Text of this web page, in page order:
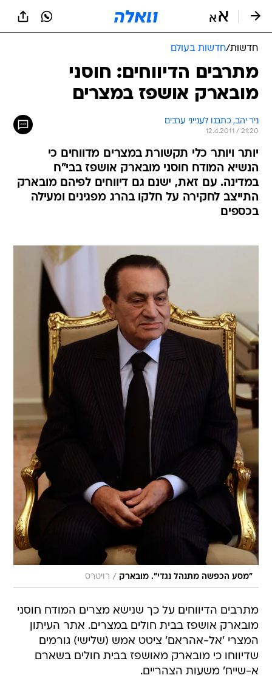
חדשות/חדשות בעולם
מתרבים הדיווחים: חוסני
מובארק אושפז במצרים
ניר יהב, כתבנו לענייני ערבים
12.4.2011 / 21:20
יותר ויותר כלי תקשורת במצרים מדווחים כי
הנשיא המודח חוסני מובארק אושפז בבי"ח
במדינה. עם זאת, ישנם גם דיווחים לפיהם מובארק
התייצב לחקירה על חלקו בהרג מפגינים ומעילה
בכספים
"מסע הכפשה מתנהל נגדי". מובארק / רויטרס
מתרבים הדיווחים על כך שנישא מצרים המודח חוסני
מובארק אושפז בבית חולים במצרים. אתר העיתון
המצרי 'אל-אהראם' ציטט אמש (שלישי) גורמים
שדיווחו כי מובארק מאושפז בבית חולים בשארם
א-שייח' משעות הצהריים.